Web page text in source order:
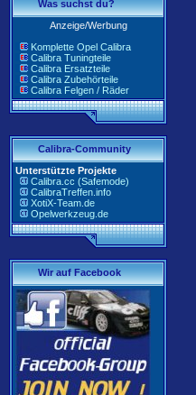
Was suchst du?
Anzeige/Werbung
Komplette Opel Calibra
Calibra Tuningteile
Calibra Ersatzteile
Calibra Zubehörteile
Calibra Felgen / Räder
Calibra-Community
Unterstützte Projekte
Calibra.cc (Safemode)
CalibraTreffen.info
XotiX-Team.de
Opelwerkzeug.de
Wir auf Facebook